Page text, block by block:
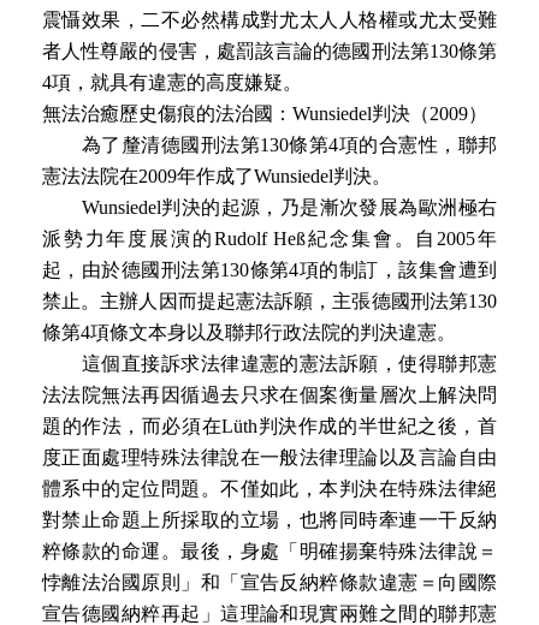
震懾效果，二不必然構成對尤太人人格權或尤太受難
者人性尊嚴的侵害，處罰該言論的德國刑法第130條第
4項，就具有違憲的高度嫌疑。
無法治癒歷史傷痕的法治國：Wunsiedel判決（2009）
為了釐清德國刑法第130條第4項的合憲性，聯邦
憲法法院在2009年作成了Wunsiedel判決。
Wunsiedel判決的起源，乃是漸次發展為歐洲極右
派勢力年度展演的Rudolf Heß紀念集會。自2005年
起，由於德國刑法第130條第4項的制訂，該集會遭到
禁止。主辦人因而提起憲法訴願，主張德國刑法第130
條第4項條文本身以及聯邦行政法院的判決違憲。
這個直接訴求法律違憲的憲法訴願，使得聯邦憲
法法院無法再因循過去只求在個案衡量層次上解決問
題的作法，而必須在Lüth判決作成的半世紀之後，首
度正面處理特殊法律說在一般法律理論以及言論自由
體系中的定位問題。不僅如此，本判決在特殊法律絕
對禁止命題上所採取的立場，也將同時牽連一干反納
粹條款的命運。最後，身處「明確揚棄特殊法律說＝
悖離法治國原則」和「宣告反納粹條款違憲＝向國際
宣告德國納粹再起」這理論和現實兩難之間的聯邦憲